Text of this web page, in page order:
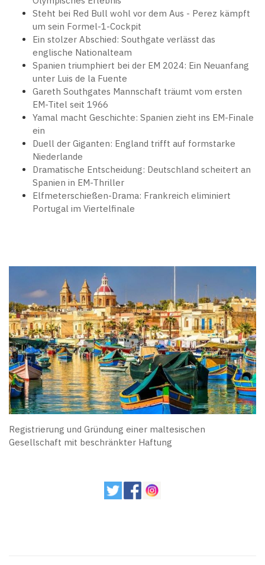
Steht bei Red Bull wohl vor dem Aus - Perez kämpft
um sein Formel-1-Cockpit
Ein stolzer Abschied: Southgate verlässt das
englische Nationalteam
Spanien triumphiert bei der EM 2024: Ein Neuanfang
unter Luis de la Fuente
Gareth Southgates Mannschaft träumt vom ersten
EM-Titel seit 1966
Yamal macht Geschichte: Spanien zieht ins EM-Finale
ein
Duell der Giganten: England trifft auf formstarke
Niederlande
Dramatische Entscheidung: Deutschland scheitert an
Spanien in EM-Thriller
Elfmeterschießen-Drama: Frankreich eliminiert
Portugal im Viertelfinale
Registrierung und Gründung einer maltesischen
Gesellschaft mit beschränkter Haftung